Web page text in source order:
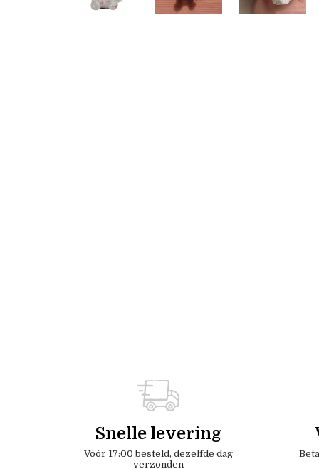
Snelle levering
Vóór 17:00 besteld, dezelfde dag
verzonden